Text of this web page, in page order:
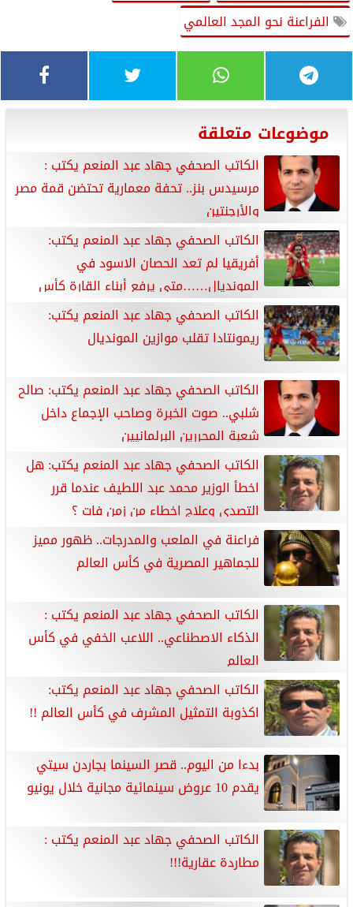
الفراعنة نحو المجد العالمي
موضوعات متعلقة
الكاتب الصحفي جهاد عبد المنعم يكتب :
مرسيدس بنز.. تحفة معمارية تحتضن قمة مصر
والأرجنتين
الكاتب الصحفي جهاد عبد المنعم يكتب:
أفريقيا لم تعد الحصان الاسود في
المونديال……متى يرفع أبناء القارة كأس
العالم؟
الكاتب الصحفي جهاد عبد المنعم يكتب:
ريمونتادا تقلب موازين المونديال
الكاتب الصحفي جهاد عبد المنعم يكتب: صالح
شلبي.. صوت الخبرة وصاحب الإجماع داخل
شعبة المحررين البرلمانيين
الكاتب الصحفي جهاد عبد المنعم يكتب: هل
اخطأ الوزير محمد عبد اللطيف عندما قرر
التصدي وعلاج اخطاء من زمن فات ؟
فراعنة في الملعب والمدرجات.. ظهور مميز
للجماهير المصرية في كأس العالم
الكاتب الصحفي جهاد عبد المنعم يكتب :
الذكاء الاصطناعي.. اللاعب الخفي في كأس
العالم
الكاتب الصحفي جهاد عبد المنعم يكتب:
اكذوبة التمثيل المشرف في كأس العالم !!
بدءا من اليوم.. قصر السينما بجاردن سيتي
يقدم 10 عروض سينمائية مجانية خلال يونيو
الكاتب الصحفي جهاد عبد المنعم يكتب :
مطاردة عقارية!!!